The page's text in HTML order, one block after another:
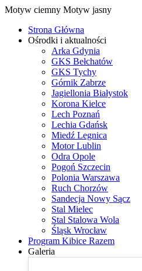
Motyw ciemny Motyw jasny
Strona Główna
Ośrodki i aktualności
Arka Gdynia
GKS Bełchatów
GKS Tychy
Górnik Zabrze
Jagiellonia Białystok
Korona Kielce
Lech Poznań
Lechia Gdańsk
Miedź Legnica
Motor Lublin
Odra Opole
Pogoń Szczecin
Polonia Warszawa
Ruch Chorzów
Sandecja Nowy Sącz
Stal Mielec
Stal Stalowa Wola
Śląsk Wrocław
Program Kibice Razem
Galeria